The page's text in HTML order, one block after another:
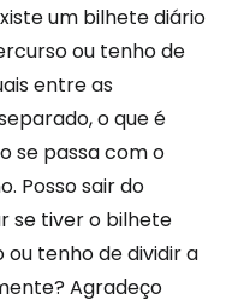
um bilhete diário
ou tenho de
entre as
o que é
se passa com o
Posso sair do
se tiver o bilhete
ou tenho de dividir a
Agradeço